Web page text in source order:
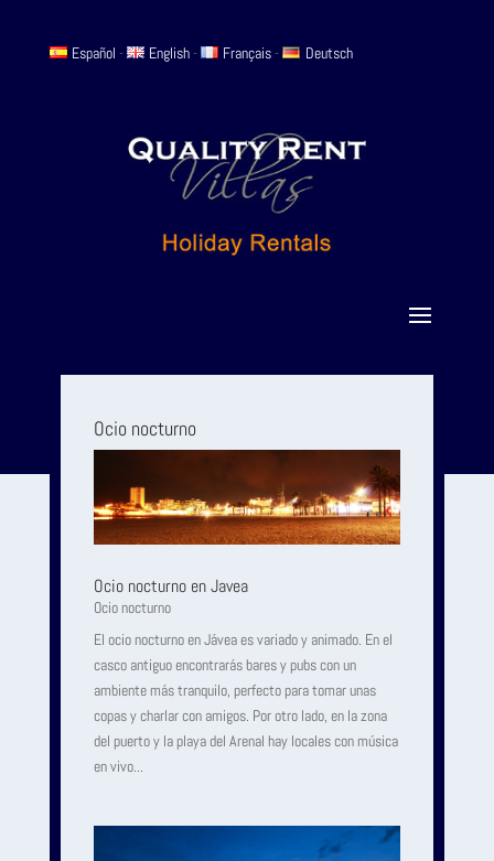
Español - English - Français - Deutsch
Ocio nocturno
Ocio nocturno en Javea
Ocio nocturno
El ocio nocturno en Jávea es variado y animado. En el
casco antiguo encontrarás bares y pubs con un
ambiente más tranquilo, perfecto para tomar unas
copas y charlar con amigos. Por otro lado, en la zona
del puerto y la playa del Arenal hay locales con música
en vivo...